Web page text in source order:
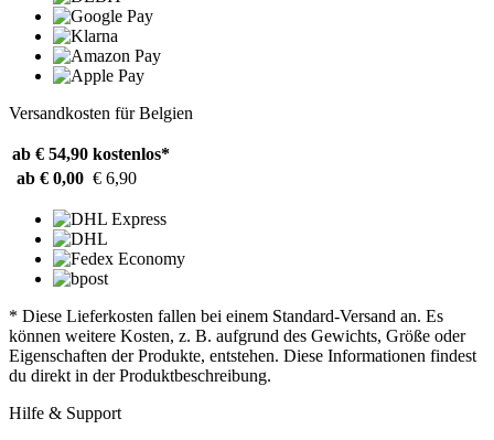
Versandkosten für Belgien
ab € 54,90 kostenlos*
ab € 0,00 € 6,90
* Diese Lieferkosten fallen bei einem Standard-Versand an. Es
können weitere Kosten, z. B. aufgrund des Gewichts, Größe oder
Eigenschaften der Produkte, entstehen. Diese Informationen findest
du direkt in der Produktbeschreibung.
Hilfe & Support